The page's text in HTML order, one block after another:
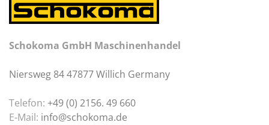
Schokoma GmbH Maschinenhandel
Niersweg 84 47877 Willich Germany
Telefon: +49 (0) 2156. 49 660
E-Mail: info@schokoma.de